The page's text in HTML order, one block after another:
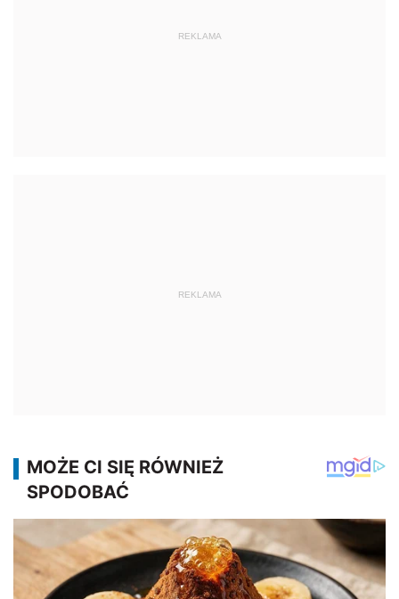
REKLAMA
REKLAMA